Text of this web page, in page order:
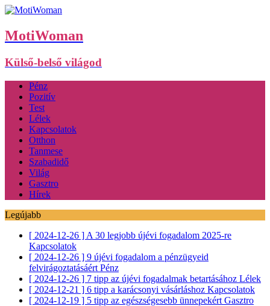
MotiWoman
Külső-belső világod
Pénz
Pozitív
Test
Lélek
Kapcsolatok
Otthon
Tanmese
Szabadidő
Világ
Gasztro
Hírek
Legújabb
[ 2024-12-26 ] A 30 legjobb újévi fogadalom 2025-re
Kapcsolatok
[ 2024-12-26 ] 9 újévi fogadalom a pénzügyeid
felvirágoztatásáért Pénz
[ 2024-12-26 ] 7 tipp az újévi fogadalmak betartásához Lélek
[ 2024-12-21 ] 6 tipp a karácsonyi vásárláshoz Kapcsolatok
[ 2024-12-19 ] 5 tipp az egészségesebb ünnepekért Gasztro